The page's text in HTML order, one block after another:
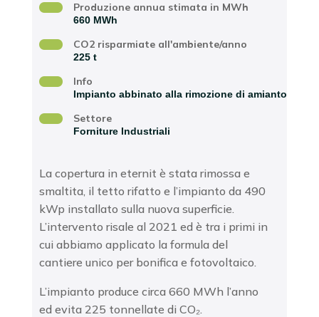
Produzione annua stimata in MWh
660 MWh
CO2 risparmiate all'ambiente/anno
225 t
Info
Impianto abbinato alla rimozione di amianto
Settore
Forniture Industriali
La copertura in eternit è stata rimossa e
smaltita, il tetto rifatto e l’impianto da 490
kWp installato sulla nuova superficie.
L’intervento risale al 2021 ed è tra i primi in
cui abbiamo applicato la formula del
cantiere unico per bonifica e fotovoltaico.
L’impianto produce circa 660 MWh l’anno
ed evita 225 tonnellate di CO₂.